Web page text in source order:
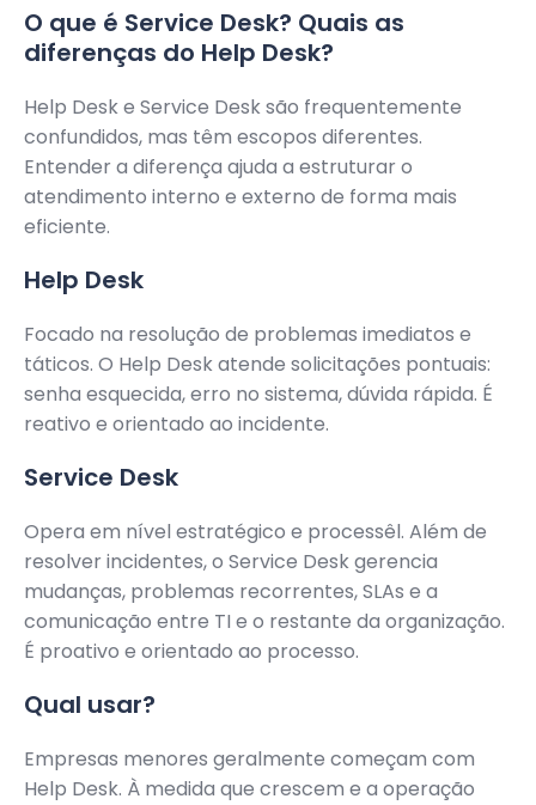
O que é Service Desk? Quais as
diferenças do Help Desk?
Help Desk e Service Desk são frequentemente
confundidos, mas têm escopos diferentes.
Entender a diferença ajuda a estruturar o
atendimento interno e externo de forma mais
eficiente.
Help Desk
Focado na resolução de problemas imediatos e
táticos. O Help Desk atende solicitações pontuais:
senha esquecida, erro no sistema, dúvida rápida. É
reativo e orientado ao incidente.
Service Desk
Opera em nível estratégico e processêl. Além de
resolver incidentes, o Service Desk gerencia
mudanças, problemas recorrentes, SLAs e a
comunicação entre TI e o restante da organização.
É proativo e orientado ao processo.
Qual usar?
Empresas menores geralmente começam com
Help Desk. À medida que crescem e a operação